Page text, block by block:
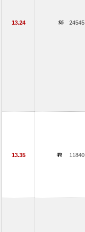
13.24 24545
13.35 11840